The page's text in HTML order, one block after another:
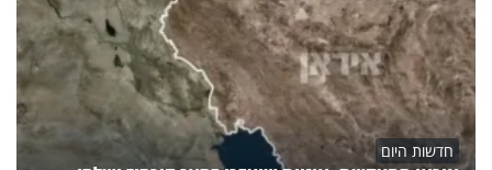
חדשות היום